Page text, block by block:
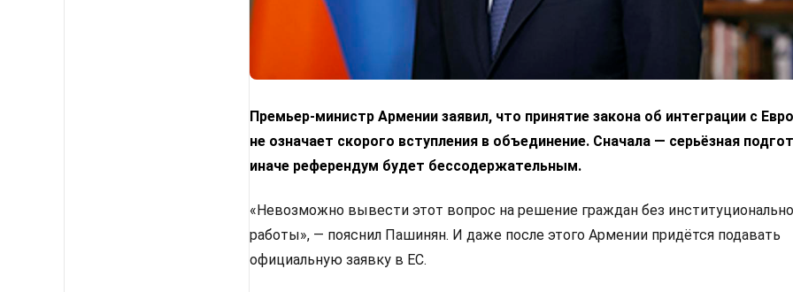
Премьер-министр Армении заявил, что принятие закона об интеграции с
не означает скорого вступления в объединение. Сначала — серьёзная
иначе референдум будет бессодержательным.
«Невозможно вывести этот вопрос на решение граждан без
работы», — пояснил Пашинян. И даже после этого Армении придётся подавать
официальную заявку в ЕС.